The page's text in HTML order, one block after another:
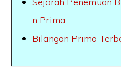
n Prima
Bilangan Prima